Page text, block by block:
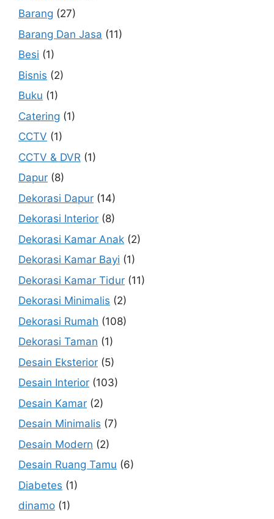
Barang (27)
Barang Dan Jasa (11)
Besi (1)
Bisnis (2)
Buku (1)
Catering (1)
CCTV (1)
CCTV & DVR (1)
Dapur (8)
Dekorasi Dapur (14)
Dekorasi Interior (8)
Dekorasi Kamar Anak (2)
Dekorasi Kamar Bayi (1)
Dekorasi Kamar Tidur (11)
Dekorasi Minimalis (2)
Dekorasi Rumah (108)
Dekorasi Taman (1)
Desain Eksterior (5)
Desain Interior (103)
Desain Kamar (2)
Desain Minimalis (7)
Desain Modern (2)
Desain Ruang Tamu (6)
Diabetes (1)
dinamo (1)